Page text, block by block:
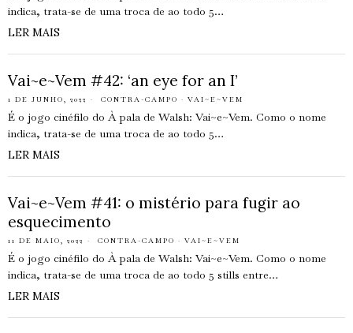
indica, trata-se de uma troca de ao todo 5…
LER MAIS
Vai~e~Vem #42: ‘an eye for an I’
1 DE JUNHO, 2022 CONTRA-CAMPO · VAI~E~VEM
É o jogo cinéfilo do À pala de Walsh: Vai~e~Vem. Como o nome
indica, trata-se de uma troca de ao todo 5…
LER MAIS
Vai~e~Vem #41: o mistério para fugir ao
esquecimento
11 DE MAIO, 2022 CONTRA-CAMPO · VAI~E~VEM
É o jogo cinéfilo do À pala de Walsh: Vai~e~Vem. Como o nome
indica, trata-se de uma troca de ao todo 5 stills entre…
LER MAIS